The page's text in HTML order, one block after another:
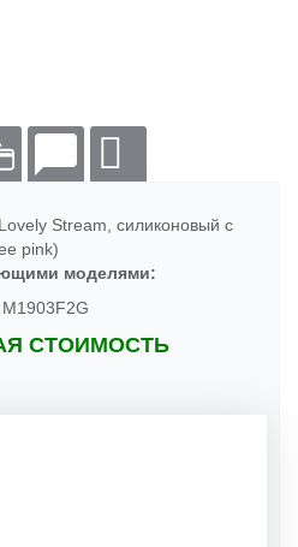
Stream, силиконовый с
pink)
моделями:
СТОИМОСТЬ